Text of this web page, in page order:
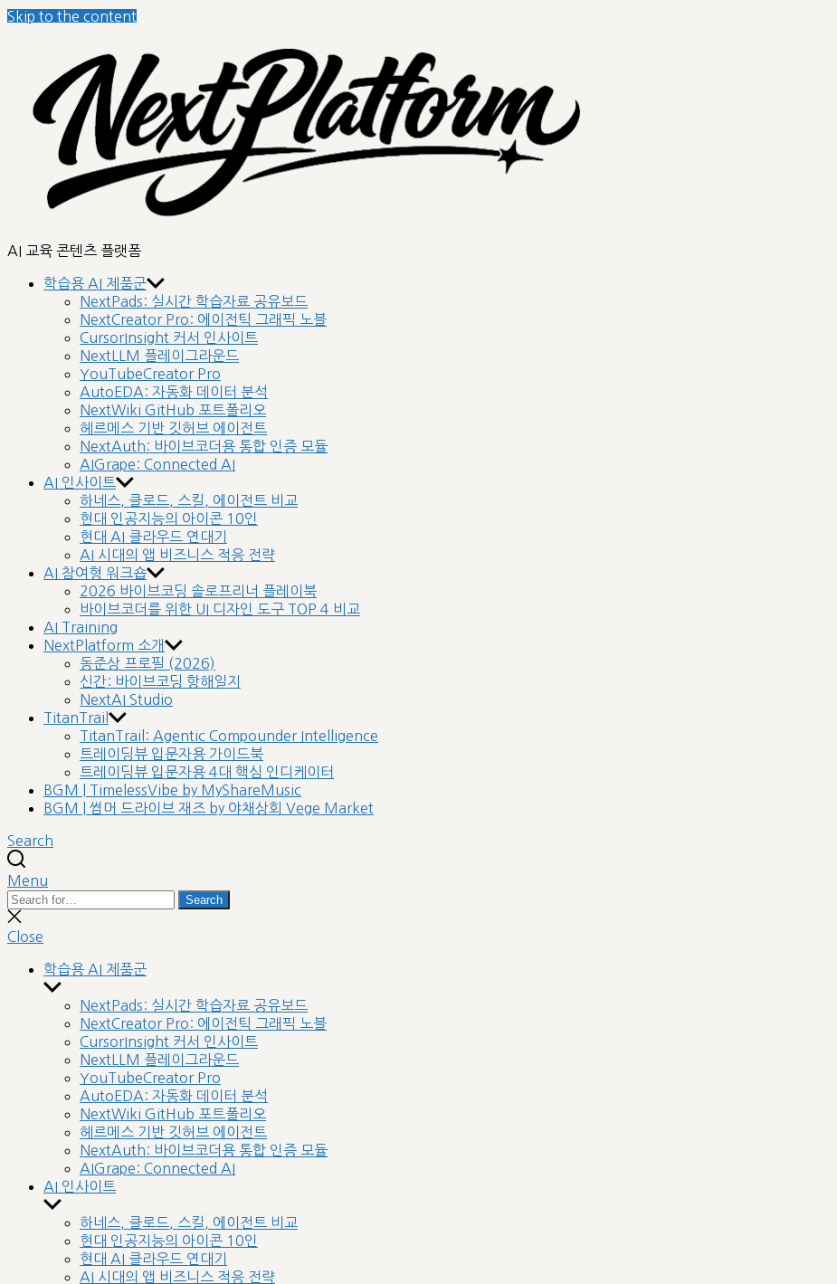
Skip to the content
AI 교육 콘텐츠 플랫폼
학습용 AI 제품군
NextPads: 실시간 학습자료 공유보드
NextCreator Pro: 에이전틱 그래픽 노블
CursorInsight 커서 인사이트
NextLLM 플레이그라운드
YouTubeCreator Pro
AutoEDA: 자동화 데이터 분석
NextWiki GitHub 포트폴리오
헤르메스 기반 깃허브 에이전트
NextAuth: 바이브코더용 통합 인증 모듈
AIGrape: Connected AI
AI 인사이트
하네스, 클로드, 스킬, 에이전트 비교
현대 인공지능의 아이콘 10인
현대 AI 클라우드 연대기
AI 시대의 앱 비즈니스 적응 전략
AI 참여형 워크숍
2026 바이브코딩 솔로프리너 플레이북
바이브코더를 위한 UI 디자인 도구 TOP 4 비교
AI Training
NextPlatform 소개
동준상 프로필 (2026)
신간: 바이브코딩 항해일지
NextAI Studio
TitanTrail
TitanTrail: Agentic Compounder Intelligence
트레이딩뷰 입문자용 가이드북
트레이딩뷰 입문자용 4대 핵심 인디케이터
BGM | TimelessVibe by MyShareMusic
BGM | 썸머 드라이브 재즈 by 야채상회 Vege Market
Search
Menu
Search
for:
Search
Close
search
Close
학습용 AI 제품군
Show
sub
menu
NextPads: 실시간 학습자료 공유보드
NextCreator Pro: 에이전틱 그래픽 노블
CursorInsight 커서 인사이트
NextLLM 플레이그라운드
YouTubeCreator Pro
AutoEDA: 자동화 데이터 분석
NextWiki GitHub 포트폴리오
헤르메스 기반 깃허브 에이전트
NextAuth: 바이브코더용 통합 인증 모듈
AIGrape: Connected AI
AI 인사이트
Show
sub
menu
하네스, 클로드, 스킬, 에이전트 비교
현대 인공지능의 아이콘 10인
현대 AI 클라우드 연대기
AI 시대의 앱 비즈니스 적응 전략